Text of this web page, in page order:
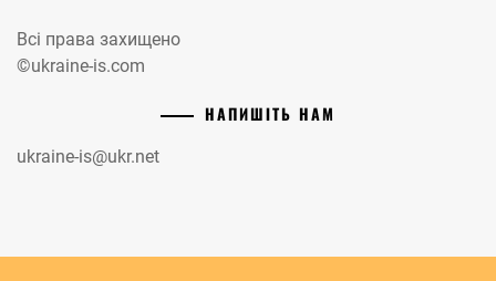
Всі права захищено
©ukraine-is.com
НАПИШІТЬ НАМ
ukraine-is@ukr.net